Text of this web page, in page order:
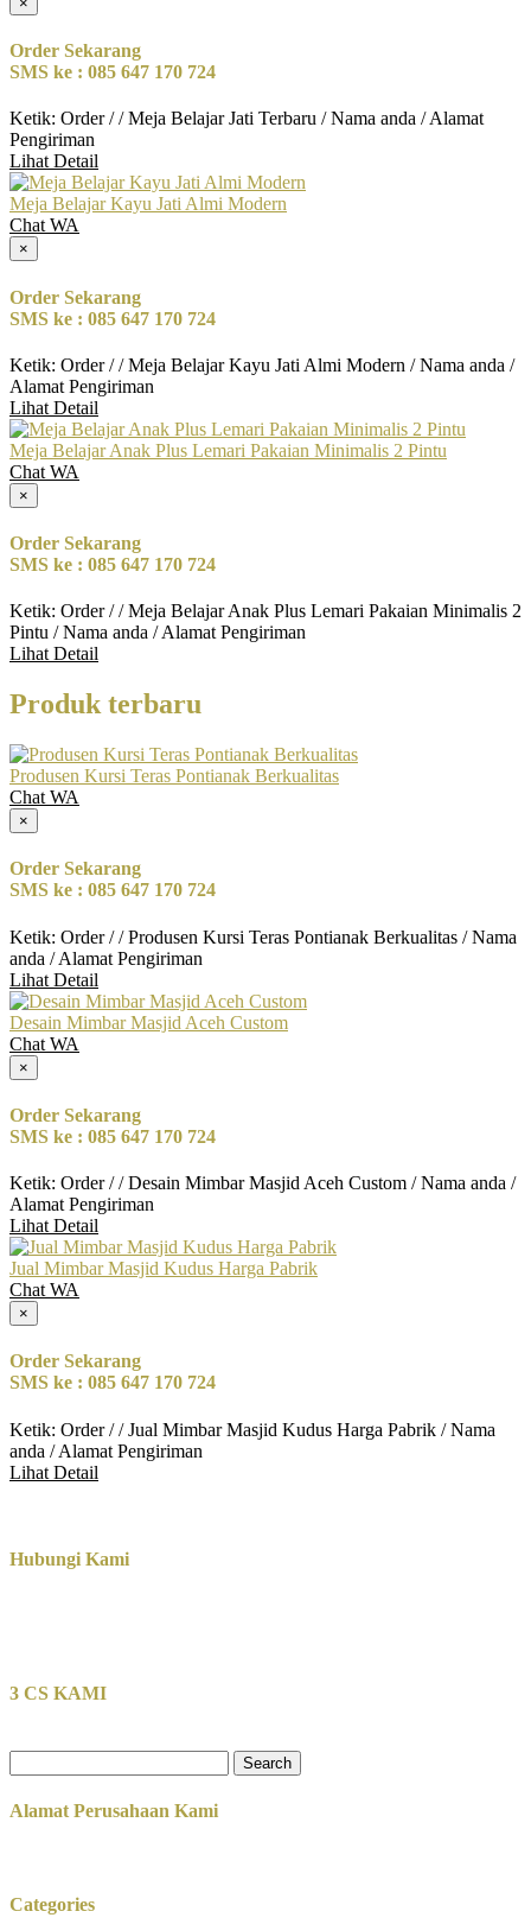
Order Sekarang
SMS ke : 085 647 170 724
Ketik: Order / / Meja Belajar Jati Terbaru / Nama anda / Alamat
Pengiriman
Lihat Detail
Meja Belajar Kayu Jati Almi Modern
Chat WA
×
Order Sekarang
SMS ke : 085 647 170 724
Ketik: Order / / Meja Belajar Kayu Jati Almi Modern / Nama anda /
Alamat Pengiriman
Lihat Detail
Meja Belajar Anak Plus Lemari Pakaian Minimalis 2 Pintu
Chat WA
×
Order Sekarang
SMS ke : 085 647 170 724
Ketik: Order / / Meja Belajar Anak Plus Lemari Pakaian Minimalis 2
Pintu / Nama anda / Alamat Pengiriman
Lihat Detail
Produk terbaru
Produsen Kursi Teras Pontianak Berkualitas
Chat WA
×
Order Sekarang
SMS ke : 085 647 170 724
Ketik: Order / / Produsen Kursi Teras Pontianak Berkualitas / Nama
anda / Alamat Pengiriman
Lihat Detail
Desain Mimbar Masjid Aceh Custom
Chat WA
×
Order Sekarang
SMS ke : 085 647 170 724
Ketik: Order / / Desain Mimbar Masjid Aceh Custom / Nama anda /
Alamat Pengiriman
Lihat Detail
Jual Mimbar Masjid Kudus Harga Pabrik
Chat WA
×
Order Sekarang
SMS ke : 085 647 170 724
Ketik: Order / / Jual Mimbar Masjid Kudus Harga Pabrik / Nama
anda / Alamat Pengiriman
Lihat Detail
Hubungi Kami
3 CS KAMI
for:
Alamat Perusahaan Kami
Categories